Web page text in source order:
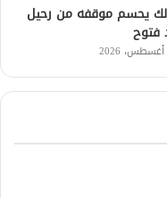
يحسم موقفه من رحيل
فتوح